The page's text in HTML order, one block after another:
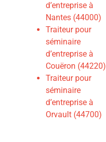
d’entreprise à
Nantes (44000)
Traiteur pour
séminaire
d’entreprise à
Couëron (44220)
Traiteur pour
séminaire
d’entreprise à
Orvault (44700)